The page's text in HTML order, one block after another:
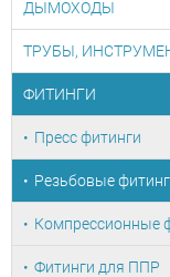
ДЫМОХОДЫ
ТРУБЫ,
ФИТИНГИ
Пресс фитинги
Резьбовые
Компрессионные
Фитинги для ППР